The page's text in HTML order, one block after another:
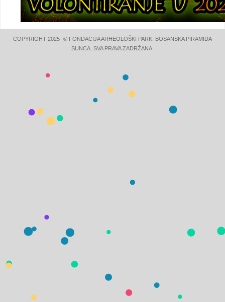
COPYRIGHT 2025- © FONDACIJA ARHEOLOŠKI PARK: BOSANSKA PIRAMIDA
SUNCA. SVA PRAVA ZADRŽANA.